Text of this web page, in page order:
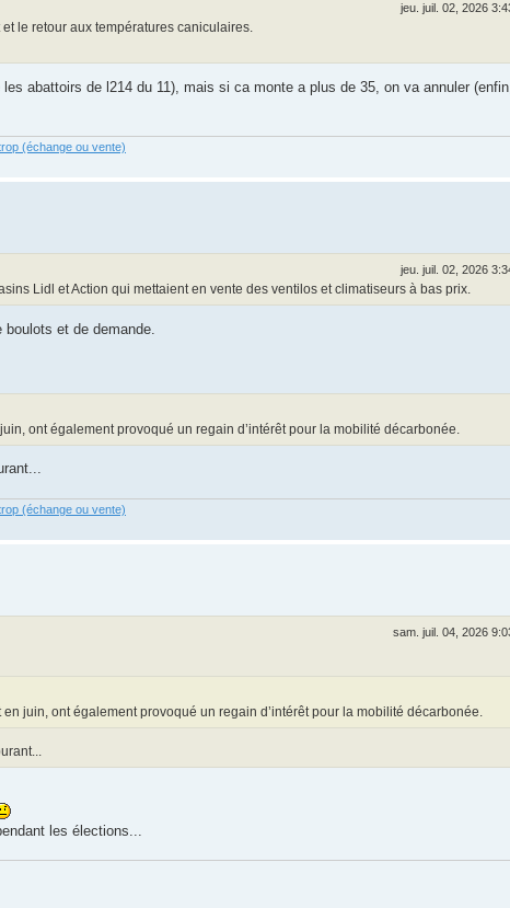
jeu. juil. 02, 2026
le retour aux températures caniculaires.
abattoirs de l214 du 11), mais si ca monte a plus de 35, on va annuler (enfin,
(échange ou vente)
jeu. juil. 02, 2026
Lidl et Action qui mettaient en vente des ventilos et climatiseurs à bas prix.
et de demande.
ont également provoqué un regain d’intérêt pour la mobilité décarbonée.
(échange ou vente)
sam. juil. 04, 2026
juin, ont également provoqué un regain d’intérêt pour la mobilité décarbonée.
les élections...